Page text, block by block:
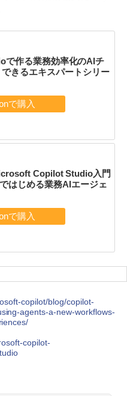
で作る業務効率化のAIチ
きるエキスパートシリー
Copilot Studio入門
はじめる業務AIエージェ
copilot/blog/copilot-
agents-a-new-workflows-
copilot-